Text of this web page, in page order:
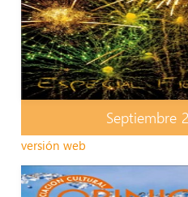
Septiembre
versión web